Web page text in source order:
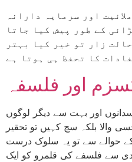
اور سرمایہ دارانہ
کے طور پیش کیا جاتا
زار تو خیر کیا بہتر
کا تحفظ ہی ہوتا ہے
اور فلسفہ
اور بہت سے دیگر لوگوں
والا بلکہ سچ کہیں تو تحقیر
حوالے سے تو یہ سلوک درست
سے فلسفے کی قلمرو کو ایک